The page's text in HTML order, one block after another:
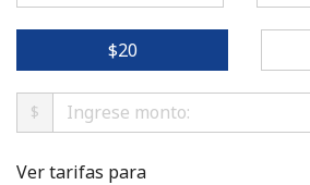
⁦$20⁩
$
Ver tarifas para